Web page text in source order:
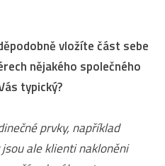
vložíte část sebe
nějakého společného
typický?
prvky, například
ale klienti nakloněni